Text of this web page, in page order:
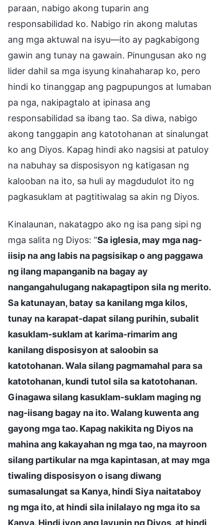
paraan, nabigo akong tuparin ang
responsabilidad ko. Nabigo rin akong malutas
ang mga aktuwal na isyu—ito ay pagkabigong
gawin ang tunay na gawain. Pinungusan ako ng
lider dahil sa mga isyung kinahaharap ko, pero
hindi ko tinanggap ang pagpupungos at lumaban
pa nga, nakipagtalo at ipinasa ang
responsabilidad sa ibang tao. Sa diwa, nabigo
akong tanggapin ang katotohanan at sinalungat
ko ang Diyos. Kapag hindi ako nagsisi at patuloy
na nabuhay sa disposisyon ng katigasan ng
kalooban na ito, sa huli ay magdudulot ito ng
pagkasuklam at pagtitiwalag sa akin ng Diyos.
Kinalaunan, nakatagpo ako ng isa pang sipi ng
mga salita ng Diyos: “Sa iglesia, may mga nag-
iisip na ang labis na pagsisikap o ang paggawa
ng ilang mapanganib na bagay ay
nangangahulugang nakapagtipon sila ng merito.
Sa katunayan, batay sa kanilang mga kilos,
tunay na karapat-dapat silang purihin, subalit
kasuklam-suklam at karima-rimarim ang
kanilang disposisyon at saloobin sa
katotohanan. Wala silang pagmamahal para sa
katotohanan, kundi tutol sila sa katotohanan.
Ginagawa silang kasuklam-suklam maging ng
nag-iisang bagay na ito. Walang kuwenta ang
gayong mga tao. Kapag nakikita ng Diyos na
mahina ang kakayahan ng mga tao, na mayroon
silang partikular na mga kapintasan, at may mga
tiwaling disposisyon o isang diwang
sumasalungat sa Kanya, hindi Siya naitataboy
ng mga ito, at hindi sila inilalayo ng mga ito sa
Kanya. Hindi iyon ang layunin ng Diyos, at hindi